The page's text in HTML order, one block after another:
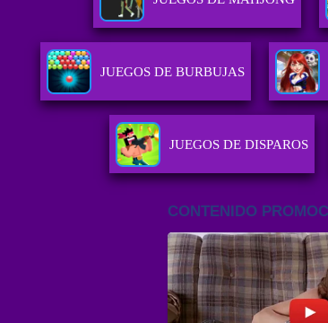
JUEGOS DE BURBUJAS
JUEGOS DE DISPAROS